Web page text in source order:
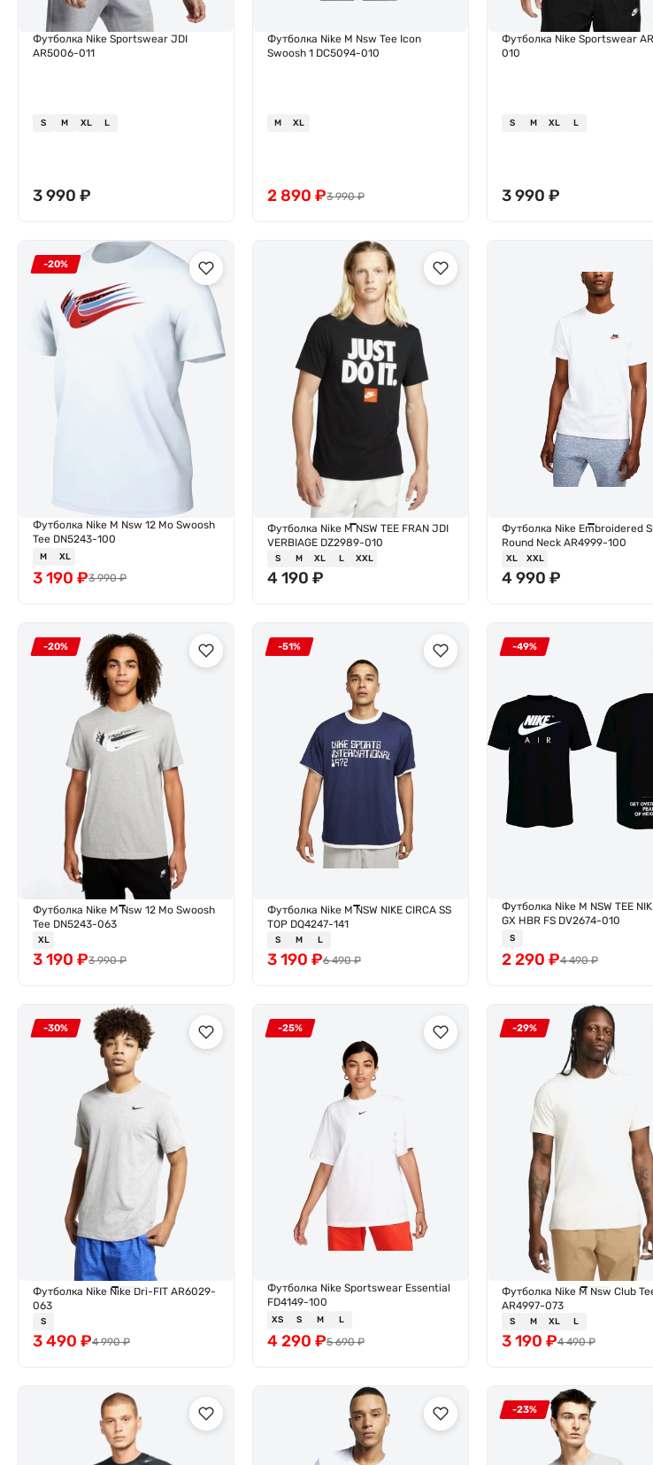
Футболка Nike Sportswear JDI
AR5006-011
S M XL L
3 990 ₽
Футболка Nike M Nsw Tee Icon
Swoosh 1 DC5094-010
M XL
3 990₽
2 890 ₽
Футболка Nike Sportswear
010
S M XL L
3 990 ₽
-20%
Футболка Nike M Nsw 12 Mo Swoosh
Tee DN5243-100
M XL
3 990₽
3 190 ₽
Футболка Nike M NSW TEE FRAN JDI
VERBIAGE DZ2989-010
S M XL L XXL
4 190 ₽
Футболка Nike Embroidered
Round Neck AR4999-100
XL XXL
4 990 ₽
-20%
Футболка Nike M Nsw 12 Mo Swoosh
Tee DN5243-063
XL
3 990₽
3 190 ₽
-51%
Футболка Nike M NSW NIKE CIRCA SS
TOP DQ4247-141
S M L
6 490₽
3 190 ₽
-49%
Футболка Nike M NSW TEE
GX HBR FS DV2674-010
S
4 490₽
2 290 ₽
-30%
Футболка Nike Nike Dri-FIT AR6029-
063
S
4 990₽
3 490 ₽
-25%
Футболка Nike Sportswear Essential
FD4149-100
XS S M L
5 690₽
4 290 ₽
-29%
Футболка Nike M Nsw Club
AR4997-073
S M XL L
4 490₽
3 190 ₽
-23%